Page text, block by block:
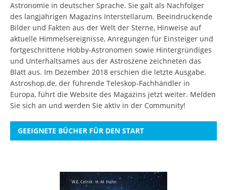
Astronomie in deutscher Sprache. Sie galt als Nachfolger
des langjährigen Magazins Interstellarum. Beeindruckende
Bilder und Fakten aus der Welt der Sterne, Hinweise auf
aktuelle Himmelsereignisse, Anregungen für Einsteiger und
fortgeschrittene Hobby-Astronomen sowie Hintergründiges
und Unterhaltsames aus der Astroszene zeichneten das
Blatt aus. Im Dezember 2018 erschien die letzte Ausgabe.
Astroshop.de, der führende Teleskop-Fachhändler in
Europa, führt die Website des Magazins jetzt weiter. Melden
Sie sich an und werden Sie aktiv in der Community!
GEEIGNETE BÜCHER FÜR DEN START